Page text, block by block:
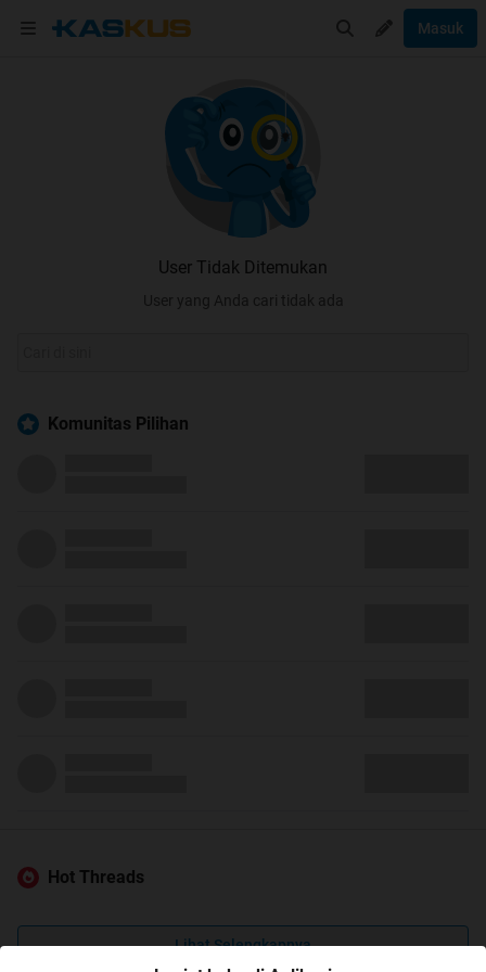
Masuk
User Tidak Ditemukan
User yang Anda cari tidak ada
Komunitas Pilihan
Hot Threads
Lihat Selengkapnya